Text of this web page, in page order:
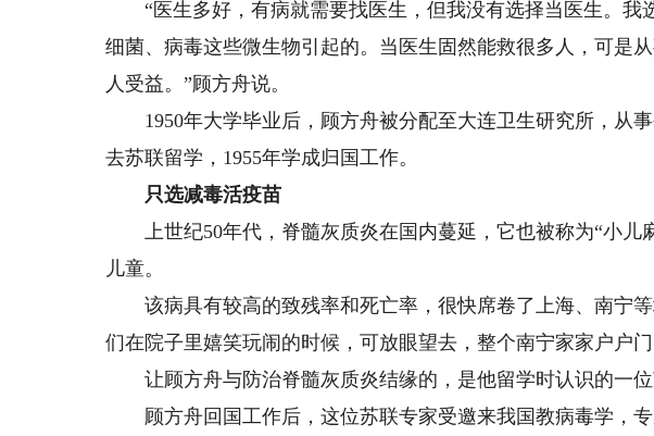
“医生多好，有病就需要找医生，但我没有选择当医生。我
细菌、病毒这些微生物引起的。当医生固然能救很多人，可是
人受益。”顾方舟说。
1950年大学毕业后，顾方舟被分配至大连卫生研究所，从
去苏联留学，1955年学成归国工作。
只选减毒活疫苗
上世纪50年代，脊髓灰质炎在国内蔓延，它也被称为“小儿
儿童。
该病具有较高的致残率和死亡率，很快席卷了上海、南宁等
们在院子里嬉笑玩闹的时候，可放眼望去，整个南宁家家户户
让顾方舟与防治脊髓灰质炎结缘的，是他留学时认识的一位
顾方舟回国工作后，这位苏联专家受邀来我国教病毒学，专